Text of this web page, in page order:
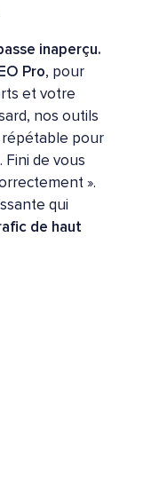
inaperçu.
Pro, pour
et votre
nos outils
répétable pour
Fini de vous
».
qui
de haut